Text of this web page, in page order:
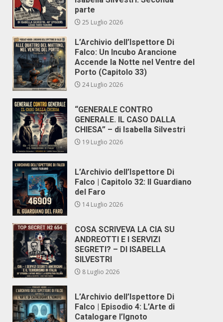
parte
25 Luglio 2026
L’Archivio dell’Ispettore Di
Falco: Un Incubo Arancione
Accende la Notte nel Ventre del
Porto (Capitolo 33)
24 Luglio 2026
“GENERALE CONTRO
GENERALE. IL CASO DALLA
CHIESA” – di Isabella Silvestri
19 Luglio 2026
L’Archivio dell’Ispettore Di
Falco | Capitolo 32: Il Guardiano
del Faro
14 Luglio 2026
COSA SCRIVEVA LA CIA SU
ANDREOTTI E I SERVIZI
SEGRETI? – DI ISABELLA
SILVESTRI
8 Luglio 2026
L’Archivio dell’Ispettore Di
Falco | Episodio 4: L’Arte di
Catalogare l’Ignoto